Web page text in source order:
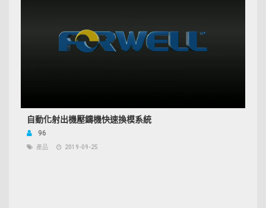
自動化射出機壓鑄機快速換模系統
96
產品 2019-09-25